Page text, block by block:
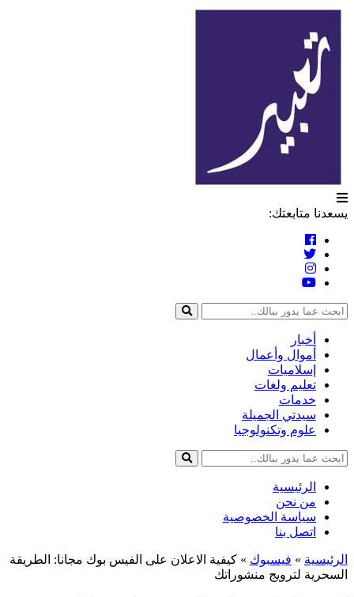
التخطي
المحتوى
يسعدنا متابعتك:
أخبار
أموال وأعمال
إسلاميات
تعليم ولغات
خدمات
سيدتي الجميلة
علوم وتكنولوجيا
الرئيسية
من نحن
سياسة الخصوصية
اتصل بنا
الرئيسية » فيسبوك » كيفية الاعلان على الفيس بوك مجانا: الطريقة
السحرية لترويج منشوراتك